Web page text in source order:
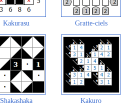
Kakurasu Gratte-ciels
Shakashaka Kakuro